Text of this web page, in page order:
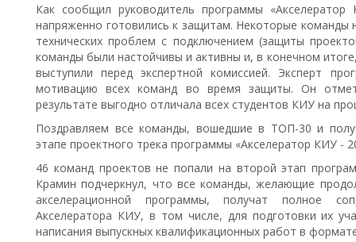
Как сообщил руководитель программы
напряженно готовились к защитам. Некоторые команды
технических проблем с подключением (защиты
команды были настойчивы и активны и, в конечном
выступили перед экспертной комиссией. Эксперт
мотивацию всех команд во время защиты. Он
результате выгодно отличала всех студентов КИУ на
Поздравляем все команды, вошедшие в ТОП-30 и
этапе проектного трека программы «Акселератор КИУ -
46 команд проектов не попали на второй этап
Крамин подчеркнул, что все команды, желающие
акселерационной программы, получат полное
Акселератора КИУ, в том числе, для подготовки их
написания выпускных квалификационных работ в